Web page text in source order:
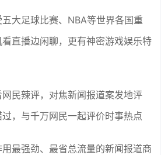
大足球比赛、NBA等世界各国重
直播边闲聊，更有神密游戏娱乐特
民辣评，对焦新闻报道案发地评
，与千万网民一起评价时事热点
最强劲、最省总流量的新闻报道商